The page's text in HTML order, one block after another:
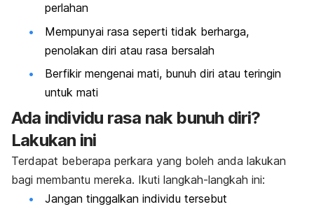
perlahan
Mempunyai rasa seperti tidak berharga,
penolakan diri atau rasa bersalah
Berfikir mengenai mati, bunuh diri atau teringin
untuk mati
Ada individu rasa nak bunuh diri?
Lakukan ini
Terdapat beberapa perkara yang boleh anda lakukan
bagi membantu mereka. Ikuti langkah-langkah ini:
Jangan tinggalkan individu tersebut